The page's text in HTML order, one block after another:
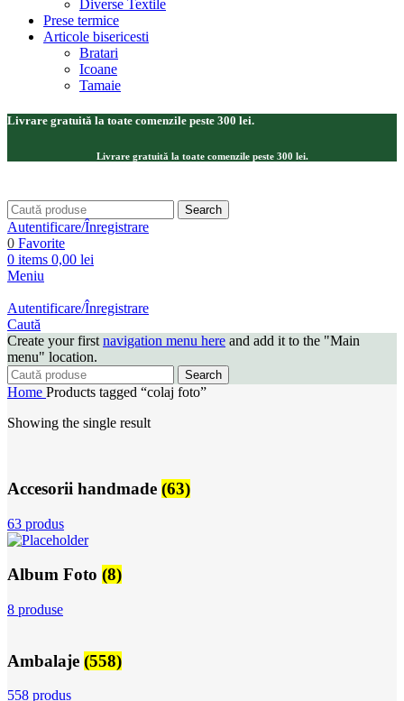
Diverse Textile
Prese termice
Articole bisericesti
Bratari
Icoane
Tamaie
Livrare gratuită la toate comenzile peste 300 lei.
Livrare gratuită la toate comenzile peste 300 lei.
Search
Autentificare/Înregistrare
0 Favorite
0 items 0,00 lei
Meniu
Autentificare/Înregistrare
Caută
Create your first navigation menu here and add it to the "Main
menu" location.
Search
Home Products tagged “colaj foto”
Showing the single result
Accesorii handmade (63)
63 produs
Album Foto (8)
8 produse
Ambalaje (558)
558 produs